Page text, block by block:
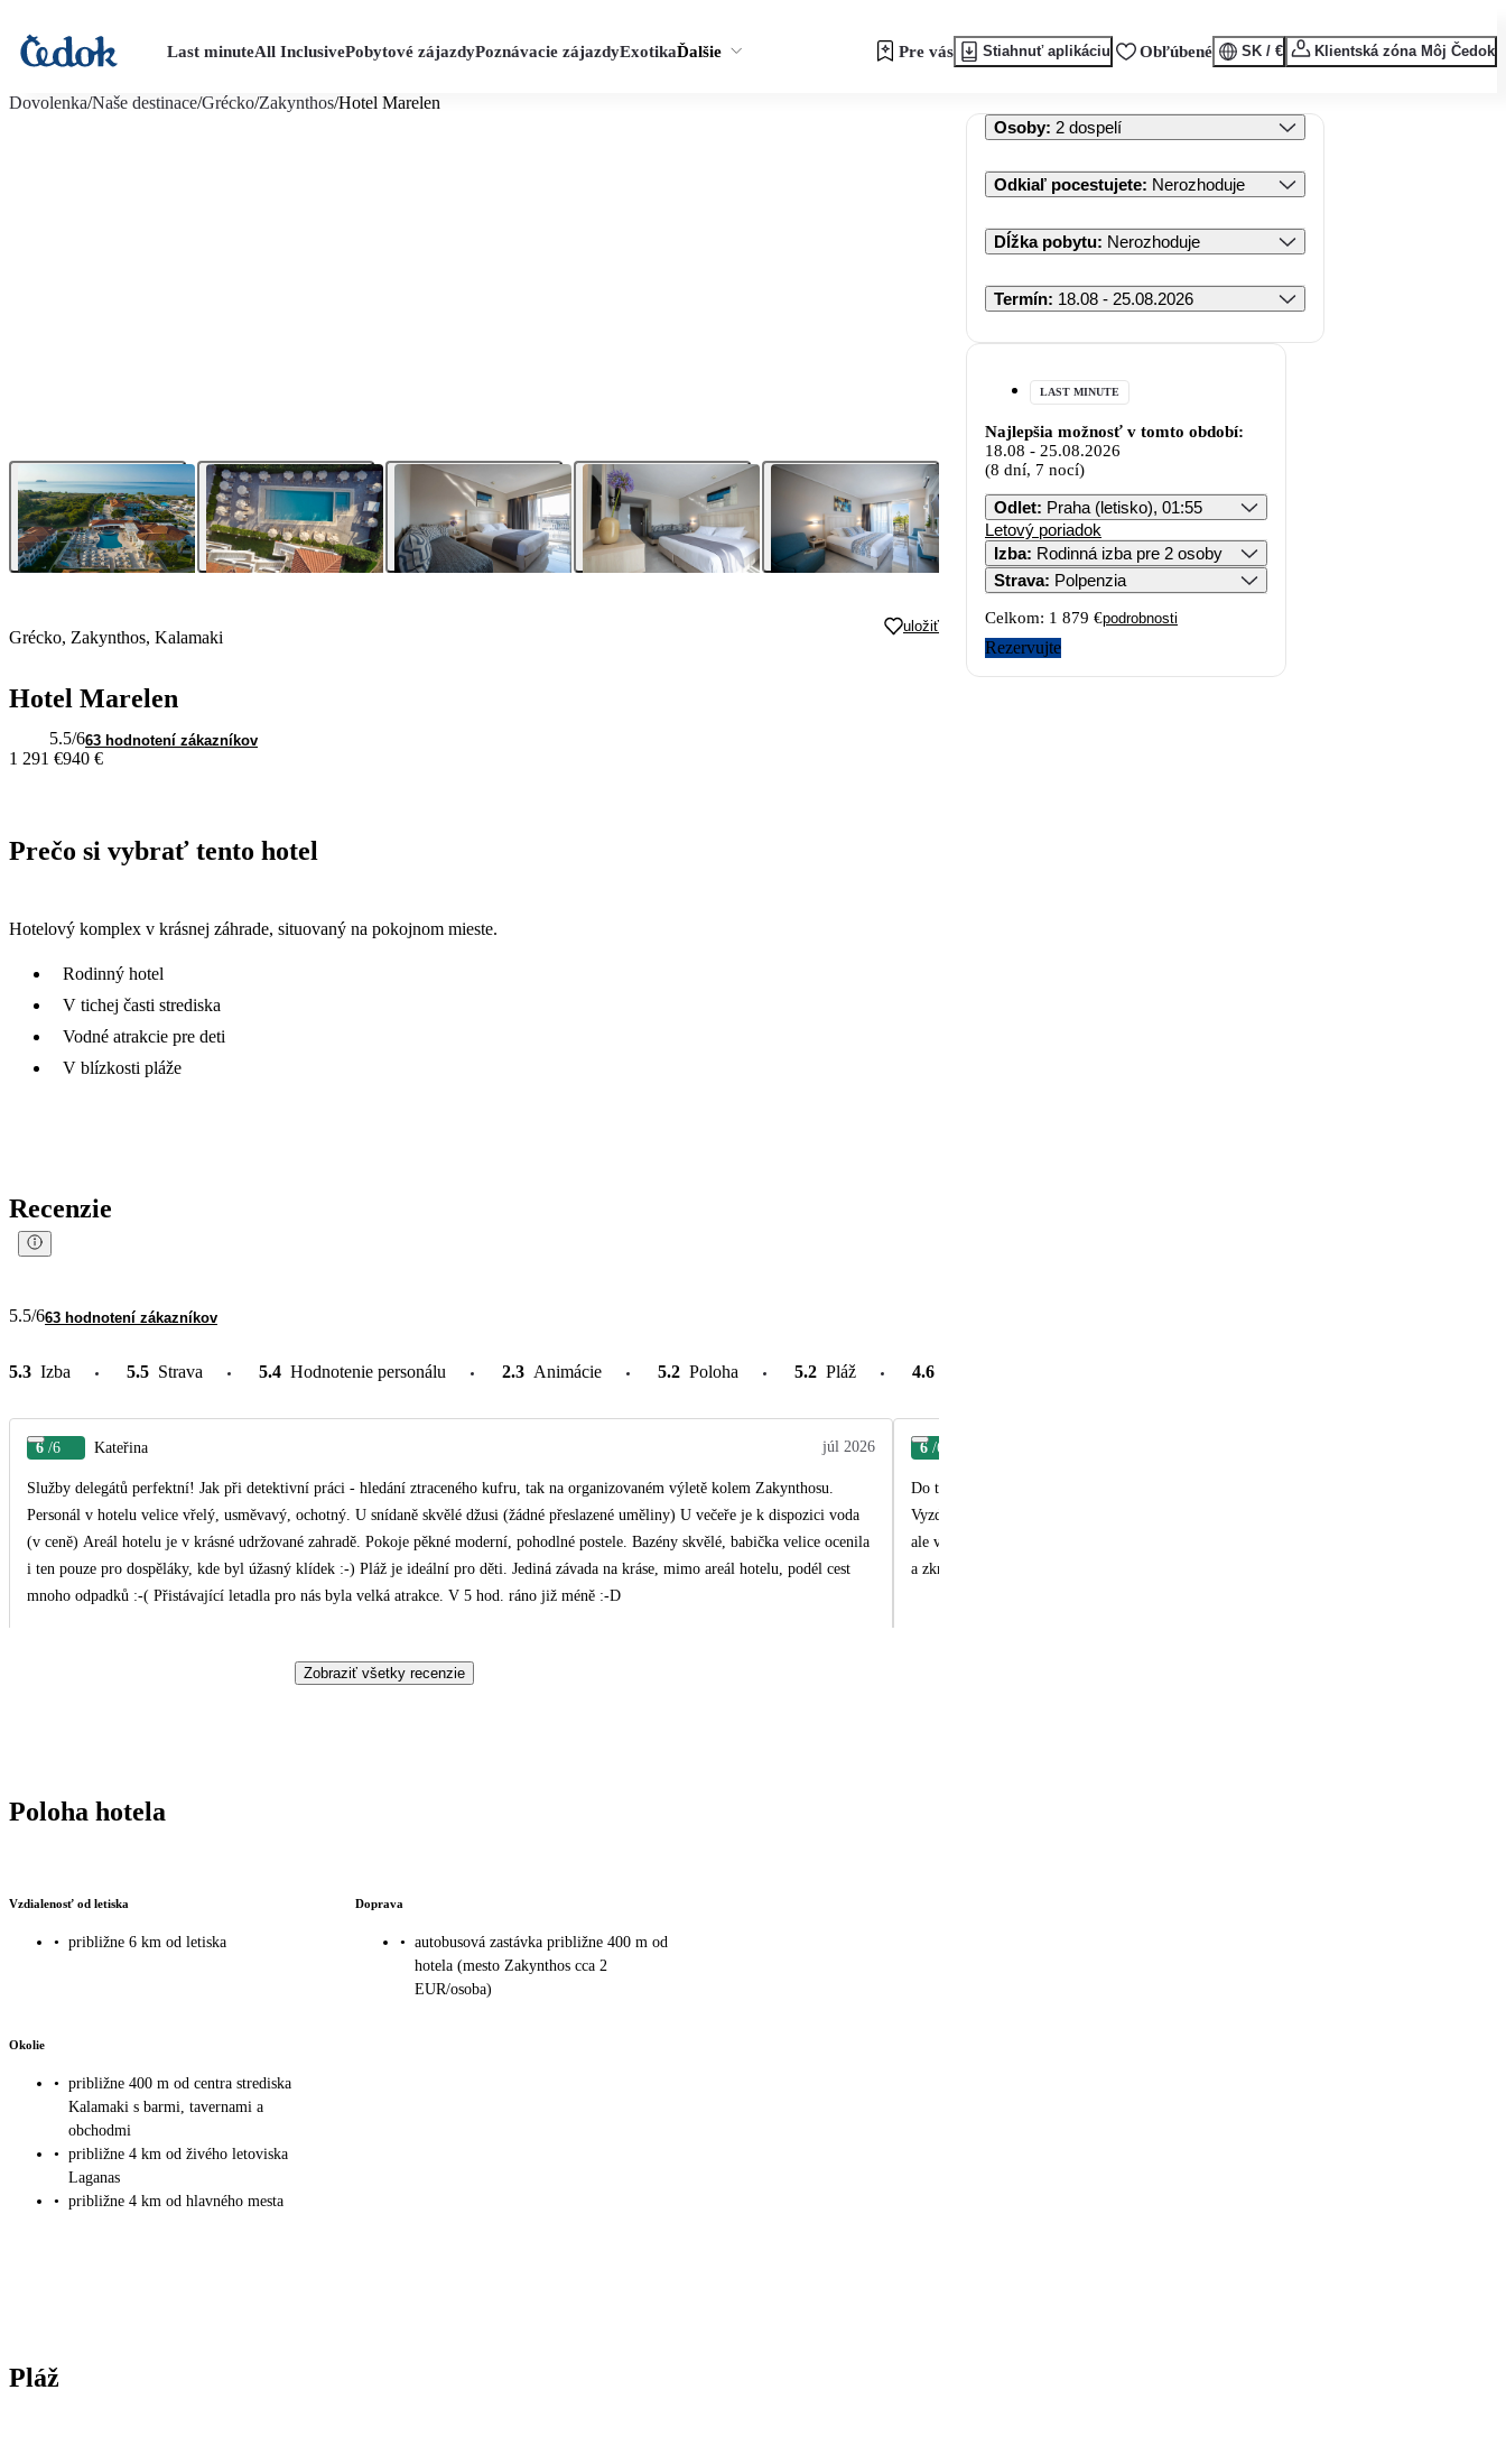
Last minuteAll InclusivePobytové zájazdyPoznávacie zájazdyExotikaĎalšie Pre vás Stiahnuť aplikáciu Obľúbené SK / € Klientská zóna Môj Čedok
Dovolenka/Naše destinace/Grécko/Zakynthos/Hotel Marelen
Grécko, Zakynthos, Kalamaki
uložiť
Hotel Marelen
5.5/663 hodnotení zákazníkov
1 291 €940 €
Prečo si vybrať tento hotel
Hotelový komplex v krásnej záhrade, situovaný na pokojnom mieste.
Rodinný hotel
V tichej časti strediska
Vodné atrakcie pre deti
V blízkosti pláže
Recenzie
5.5/663 hodnotení zákazníkov
5.3 Izba 5.5 Strava 5.4 Hodnotenie personálu 2.3 Animácie 5.2 Poloha 5.2 Pláž 4.6
6 /6 Kateřina júl 2026
Služby delegátů perfektní! Jak při detektivní práci - hledání ztraceného kufru, tak na organizovaném výletě kolem Zakynthosu.
Personál v hotelu velice vřelý, usměvavý, ochotný. U snídaně skvělé džusi (žádné přeslazené uměliny) U večeře je k dispozici voda
(v ceně) Areál hotelu je v krásné udržované zahradě. Pokoje pěkné moderní, pohodlné postele. Bazény skvělé, babička velice ocenila
i ten pouze pro dospěláky, kde byl úžasný klídek :-) Pláž je ideální pro děti. Jediná závada na kráse, mimo areál hotelu, podél cest
mnoho odpadků :-( Přistávající letadla pro nás byla velká atrakce. V 5 hod. ráno již méně :-D
6 /6
Do tohoto hotelu se vracíme již po druhé. Za mě nejlepší hotel jaký jsem kdy navštívila. Dá
Vyzdvihuji neuvěřitelně milý personál, čistotu hotelu, lehátka a slunečníky u bazénu v
ale vždy jsou volná a servis kolem je skvělý. Pokud si chcete odpočitnou, chcete se dobře
a zkrátka nic neřešit je to idelání volba. Za mě idelání týden. Zvažujeme, že si tento hotel
Zobraziť všetky recenzie
Poloha hotela
Vzdialenosť od letiska
• približne 6 km od letiska
Doprava
• autobusová zastávka približne 400 m od
hotela (mesto Zakynthos cca 2
EUR/osoba)
Okolie
• približne 400 m od centra strediska
Kalamaki s barmi, tavernami a
obchodmi
• približne 4 km od živého letoviska
Laganas
• približne 4 km od hlavného mesta
Pláž
Osoby: 2 dospelí
Odkiaľ pocestujete: Nerozhoduje
Dĺžka pobytu: Nerozhoduje
Termín: 18.08 - 25.08.2026
LAST MINUTE
Najlepšia možnosť v tomto období:
18.08 - 25.08.2026
(8 dní, 7 nocí)
Odlet: Praha (letisko), 01:55
Letový poriadok
Izba: Rodinná izba pre 2 osoby
Strava: Polpenzia
Celkom: 1 879 €podrobnosti
Rezervujte